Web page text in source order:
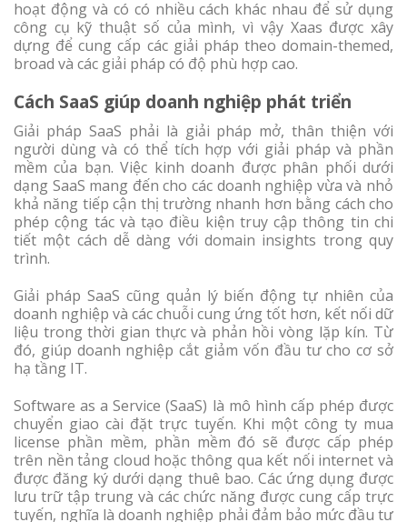
hoạt động và có có nhiều cách khác nhau để sử dụng
công cụ kỹ thuật số của mình, vì vậy Xaas được xây
dựng để cung cấp các giải pháp theo domain-themed,
broad và các giải pháp có độ phù hợp cao.
Cách SaaS giúp doanh nghiệp phát triển
Giải pháp SaaS phải là giải pháp mở, thân thiện với
người dùng và có thể tích hợp với giải pháp và phần
mềm của bạn. Việc kinh doanh được phân phối dưới
dạng SaaS mang đến cho các doanh nghiệp vừa và nhỏ
khả năng tiếp cận thị trường nhanh hơn bằng cách cho
phép cộng tác và tạo điều kiện truy cập thông tin chi
tiết một cách dễ dàng với domain insights trong quy
trình.
Giải pháp SaaS cũng quản lý biến động tự nhiên của
doanh nghiệp và các chuỗi cung ứng tốt hơn, kết nối dữ
liệu trong thời gian thực và phản hồi vòng lặp kín. Từ
đó, giúp doanh nghiệp cắt giảm vốn đầu tư cho cơ sở
hạ tầng IT.
Software as a Service (SaaS) là mô hình cấp phép được
chuyển giao cài đặt trực tuyến. Khi một công ty mua
license phần mềm, phần mềm đó sẽ được cấp phép
trên nền tảng cloud hoặc thông qua kết nối internet và
được đăng ký dưới dạng thuê bao. Các ứng dụng được
lưu trữ tập trung và các chức năng được cung cấp trực
tuyến, nghĩa là doanh nghiệp phải đảm bảo mức đầu tư